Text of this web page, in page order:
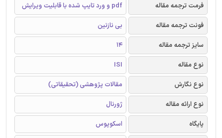
فرمت ترجمه مقاله
pdf و ورد تایپ شده با قابلیت ویرایش
فونت ترجمه مقاله
بی نازنین
سایز ترجمه مقاله
14
نوع مقاله
ISI
نوع نگارش
مقالات پژوهشی (تحقیقاتی)
نوع ارائه مقاله
ژورنال
پایگاه
اسکوپوس